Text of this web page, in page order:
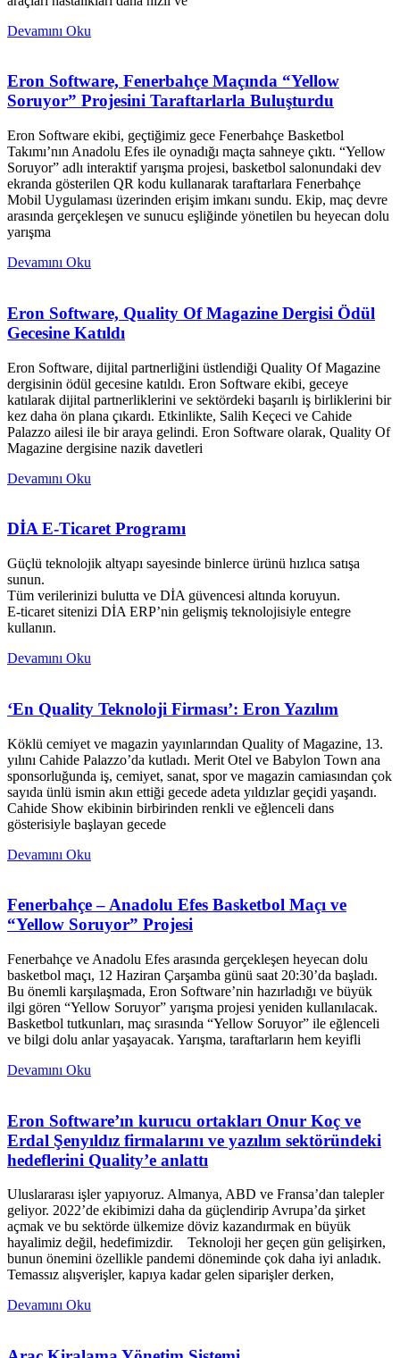
Devamını Oku
Eron Software, Fenerbahçe Maçında “Yellow
Soruyor” Projesini Taraftarlarla Buluşturdu
Eron Software ekibi, geçtiğimiz gece Fenerbahçe Basketbol
Takımı’nın Anadolu Efes ile oynadığı maçta sahneye çıktı. “Yellow
Soruyor” adlı interaktif yarışma projesi, basketbol salonundaki dev
ekranda gösterilen QR kodu kullanarak taraftarlara Fenerbahçe
Mobil Uygulaması üzerinden erişim imkanı sundu. Ekip, maç devre
arasında gerçekleşen ve sunucu eşliğinde yönetilen bu heyecan dolu
yarışma
Devamını Oku
Eron Software, Quality Of Magazine Dergisi Ödül
Gecesine Katıldı
Eron Software, dijital partnerliğini üstlendiği Quality Of Magazine
dergisinin ödül gecesine katıldı. Eron Software ekibi, geceye
katılarak dijital partnerliklerini ve sektördeki başarılı iş birliklerini bir
kez daha ön plana çıkardı. Etkinlikte, Salih Keçeci ve Cahide
Palazzo ailesi ile bir araya gelindi. Eron Software olarak, Quality Of
Magazine dergisine nazik davetleri
Devamını Oku
DİA E-Ticaret Programı
Güçlü teknolojik altyapı sayesinde binlerce ürünü hızlıca satışa
sunun.
Tüm verilerinizi bulutta ve DİA güvencesi altında koruyun.
E-ticaret sitenizi DİA ERP’nin gelişmiş teknolojisiyle entegre
kullanın.
Devamını Oku
‘En Quality Teknoloji Firması’: Eron Yazılım
Köklü cemiyet ve magazin yayınlarından Quality of Magazine, 13.
yılını Cahide Palazzo’da kutladı. Merit Otel ve Babylon Town ana
sponsorluğunda iş, cemiyet, sanat, spor ve magazin camiasından çok
sayıda ünlü ismin akın ettiği gecede adeta yıldızlar geçidi yaşandı.
Cahide Show ekibinin birbirinden renkli ve eğlenceli dans
gösterisiyle başlayan gecede
Devamını Oku
Fenerbahçe – Anadolu Efes Basketbol Maçı ve
“Yellow Soruyor” Projesi
Fenerbahçe ve Anadolu Efes arasında gerçekleşen heyecan dolu
basketbol maçı, 12 Haziran Çarşamba günü saat 20:30’da başladı.
Bu önemli karşılaşmada, Eron Software’nin hazırladığı ve büyük
ilgi gören “Yellow Soruyor” yarışma projesi yeniden kullanılacak.
Basketbol tutkunları, maç sırasında “Yellow Soruyor” ile eğlenceli
ve bilgi dolu anlar yaşayacak. Yarışma, taraftarların hem keyifli
Devamını Oku
Eron Software’ın kurucu ortakları Onur Koç ve
Erdal Şenyıldız firmalarını ve yazılım sektöründeki
hedeflerini Quality’e anlattı
Uluslararası işler yapıyoruz. Almanya, ABD ve Fransa’dan talepler
geliyor. 2022’de ekibimizi daha da güçlendirip Avrupa’da şirket
açmak ve bu sektörde ülkemize döviz kazandırmak en büyük
hayalimiz değil, hedefimizdir. Teknoloji her geçen gün gelişirken,
bunun önemini özellikle pandemi döneminde çok daha iyi anladık.
Temassız alışverişler, kapıya kadar gelen siparişler derken,
Devamını Oku